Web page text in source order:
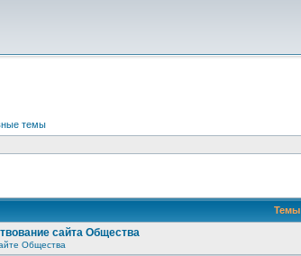
темы
Темы
сайта Общества
Общества